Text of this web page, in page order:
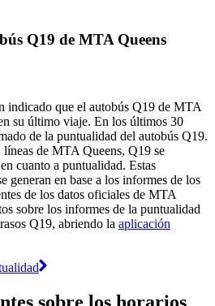
Q19 de MTA Queens
indicado que el autobús Q19 de MTA
su último viaje. En los últimos 30
de la puntualidad del autobús Q19.
de MTA Queens, Q19 se
cuanto a puntualidad. Estas
generan en base a los informes de los
de los datos oficiales de MTA
sobre los informes de la puntualidad
Q19, abriendo la aplicación